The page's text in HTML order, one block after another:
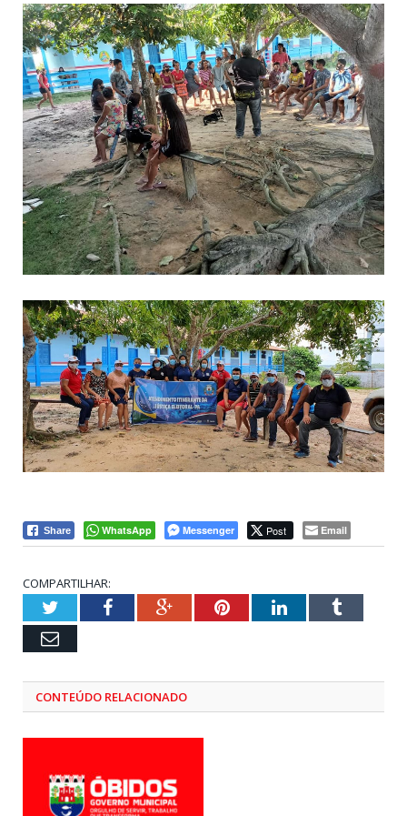
Share WhatsApp Messenger Post Email
COMPARTILHAR:
TwitterFacebookGoogle+PinterestLinkedInTumblr
Email
CONTEÚDO RELACIONADO